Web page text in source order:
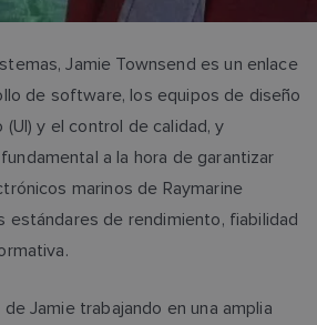
Jamie Townsend
Jamie Townsend es un enlace
de software, los equipos de diseño
y el control de calidad, y
a la hora de garantizar
marinos de Raymarine
estándares de rendimiento, fiabilidad
Jamie trabajando en una amplia